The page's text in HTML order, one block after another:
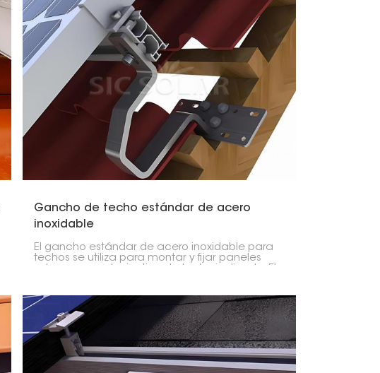
Tiếng việt
Gancho de techo estándar de acero
inoxidable
El gancho estándar de acero inoxidable para
techos se utiliza para montar y fijar paneles
que garantiza una larga vida útil y un
rendimiento óptimo incluso en condiciones
climáticas adversas.